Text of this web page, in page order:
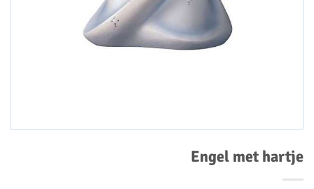
Engel met hartje